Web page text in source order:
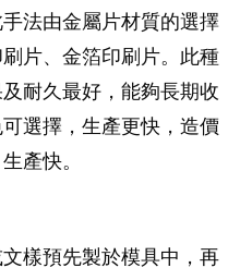
法由金屬片材質的選擇
片、金箔印刷片。此種
耐久最好，能夠長期收
選擇，生產更快，造價
產快。
樣預先製於模具中，再